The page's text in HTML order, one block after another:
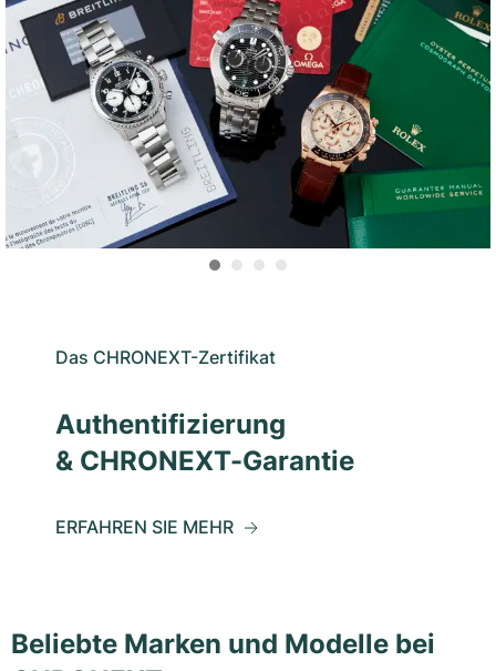
Das CHRONEXT-Zertifikat
Authentifizierung
& CHRONEXT-Garantie
ERFAHREN SIE MEHR
Beliebte Marken und Modelle bei